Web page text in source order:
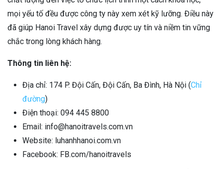
mọi yếu tố đều được công ty này xem xét kỹ lưỡng. Điều này
đã giúp Hanoi Travel xây dựng được uy tín và niềm tin vững
chắc trong lòng khách hàng.
Thông tin liên hệ:
Địa chỉ: 174 P. Đội Cấn, Đội Cấn, Ba Đình, Hà Nội (Chỉ
đường)
Điện thoại: 094 445 8800
Email: info@hanoitravels.com.vn
Website: luhanhhanoi.com.vn
Facebook: FB.com/hanoitravels